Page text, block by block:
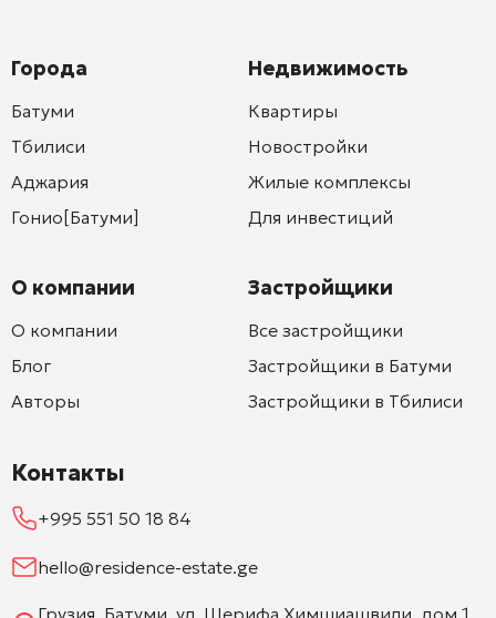
Города
Батуми
Тбилиси
Аджария
Гонио[Батуми]
О компании
О компании
Блог
Авторы
Недвижимость
Квартиры
Новостройки
Жилые комплексы
Для инвестиций
Застройщики
Все застройщики
Застройщики в Батуми
Застройщики в Тбилиси
Контакты
+995 551 50 18 84
hello@residence-estate.ge
Грузия, Батуми, ул. Шерифа Химшиашвили, дом 1,